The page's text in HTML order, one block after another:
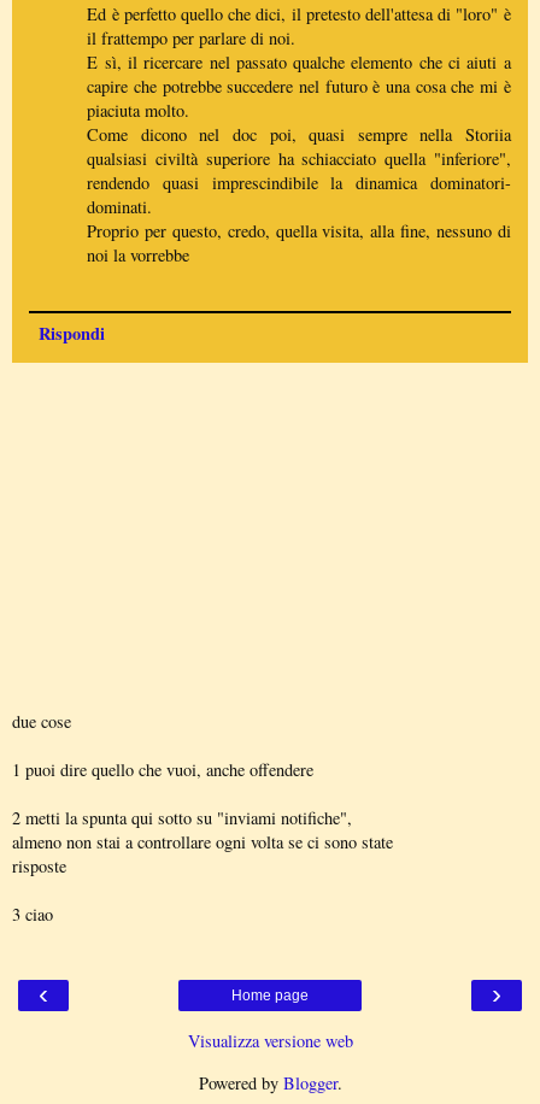
Ed è perfetto quello che dici, il pretesto dell'attesa di "loro" è
il frattempo per parlare di noi.
E sì, il ricercare nel passato qualche elemento che ci aiuti a
capire che potrebbe succedere nel futuro è una cosa che mi è
piaciuta molto.
Come dicono nel doc poi, quasi sempre nella Storiia
qualsiasi civiltà superiore ha schiacciato quella "inferiore",
rendendo quasi imprescindibile la dinamica dominatori-
dominati.
Proprio per questo, credo, quella visita, alla fine, nessuno di
noi la vorrebbe
Rispondi
due cose
1 puoi dire quello che vuoi, anche offendere
2 metti la spunta qui sotto su "inviami notifiche",
almeno non stai a controllare ogni volta se ci sono state
risposte
3 ciao
‹ ›
Home page
Visualizza versione web
Powered by Blogger.